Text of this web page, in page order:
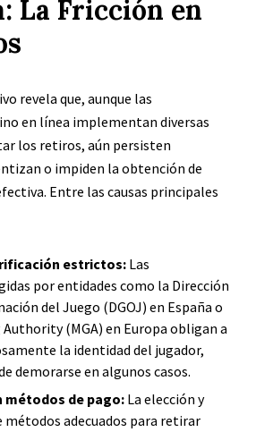
La Fricción en
revela que, aunque las
en línea implementan diversas
los retiros, aún persisten
o impiden la obtención de
Entre las causas principales
estrictos: Las
por entidades como la Dirección
del Juego (DGOJ) en España o
(MGA) en Europa obligan a
la identidad del jugador,
demorarse en algunos casos.
métodos de pago:La elección y
métodos adecuados para retirar